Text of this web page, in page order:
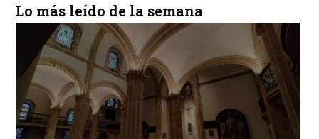
Lo más leído de la semana